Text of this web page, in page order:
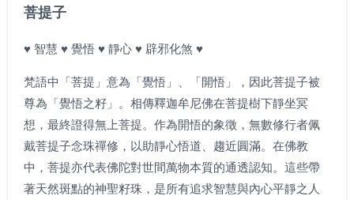
菩提子
♥ 智慧 ♥ 覺悟 ♥ 靜心 ♥ 辟邪化煞 ♥
梵語中「菩提」意為「覺悟」、「開悟」，因此菩提子被
尊為「覺悟之籽」。相傳釋迦牟尼佛在菩提樹下靜坐冥
想，最終證得無上菩提。作為開悟的象徵，無數修行者佩
戴菩提子念珠禪修，以助靜心悟道、趨近圓滿。在佛教
中，菩提亦代表佛陀對世間萬物本質的通透認知。這些帶
著天然斑點的神聖籽珠，是所有追求智慧與內心平靜之人